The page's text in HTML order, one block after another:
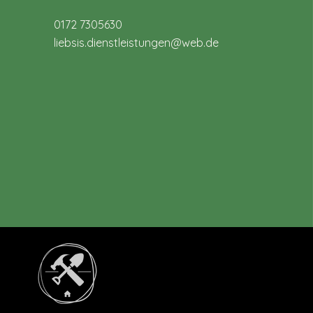
0172 7305630
liebsis.dienstleistungen@web.de